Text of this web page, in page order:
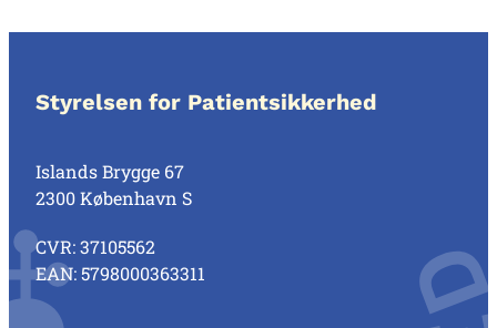
Styrelsen for Patientsikkerhed
Islands Brygge 67
2300 København S
CVR: 37105562
EAN: 5798000363311